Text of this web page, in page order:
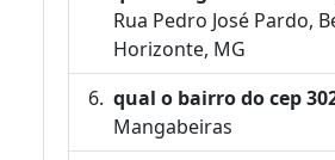
Rua Pedro José Pardo,
Horizonte, MG
qual o bairro do cep
Mangabeiras